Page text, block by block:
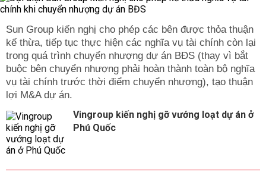
SHB thường xuyên điều chỉnh lãi suất tiền gửi để phù
Một số yếu tố quan trọng quyết định đến lãi suất bao
gồm:
Kỳ hạn gửi tiết kiệm:Các kỳ hạn dài thường có lãi suất
cao hơn so với kỳ hạn ngắn.
Hình thức gửi tiết kiệm:
Số tiền gửi:
Số tiền gửi lớn thường được hưởng mức lãi
suất ưu đãi hơn.
Chính sách khuyến mãi:
dành cho khách hàng thân thiết hoặc khách hàng tham
gia các gói tiết kiệm đặc biệt.
Sun Group kiến nghị cho phép các bên được thỏa thuận
kế thừa, tiếp tục thực hiện các nghĩa vụ tài chính còn lại
trong quá trình chuyển nhượng dự án BĐS (thay vì bắt
buộc bên chuyển nhượng phải hoàn thành toàn bộ nghĩa
vụ tài chính trước thời điểm chuyển nhượng), tạo thuận
lợi M&A dự án.
Vingroup kiến nghị gỡ vướng loạt dự án ở
Phú Quốc